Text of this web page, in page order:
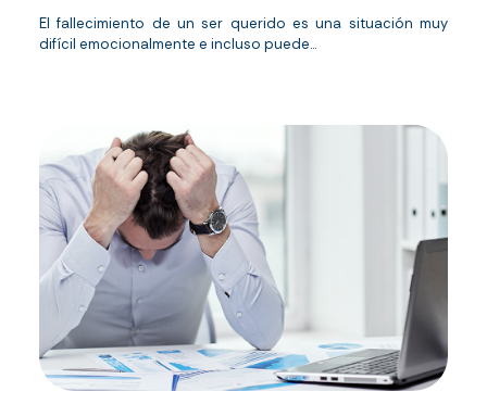
El fallecimiento de un ser querido es una situación muy
difícil emocionalmente e incluso puede...